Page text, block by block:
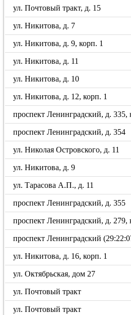
ул. Почтовый тракт, д. 15
ул. Никитова, д. 7
ул. Никитова, д. 9, корп. 1
ул. Никитова, д. 11
ул. Никитова, д. 10
ул. Никитова, д. 12, корп. 1
проспект Ленинградский, д. 335,
проспект Ленинградский, д. 354
ул. Николая Островского, д. 11
ул. Никитова, д. 9
ул. Тарасова А.П., д. 11
проспект Ленинградский, д. 355
проспект Ленинградский, д. 279,
проспект Ленинградский
ул. Никитова, д. 16, корп. 1
ул. Октябрьская, дом 27
ул. Почтовый тракт
ул. Почтовый тракт